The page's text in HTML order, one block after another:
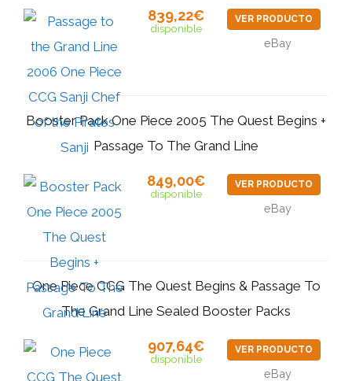
839,22€
disponible
VER PRODUCTO
eBay
Booster Pack One Piece 2005 The Quest Begins +
Passage To The Grand Line
849,00€
disponible
VER PRODUCTO
eBay
One Piece CCG The Quest Begins & Passage To
The Grand Line Sealed Booster Packs
907,64€
disponible
VER PRODUCTO
eBay